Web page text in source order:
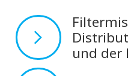
und der